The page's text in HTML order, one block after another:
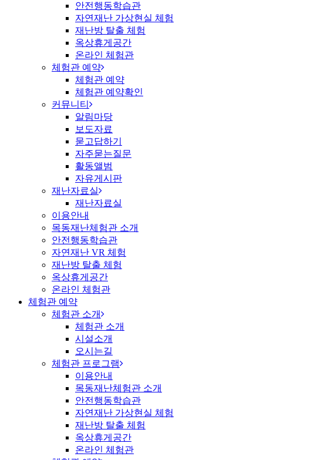
안전행동학습관
자연재난 가상현실 체험
재난방 탈출 체험
옥상휴게공간
온라인 체험관
체험관 예약
체험관 예약
체험관 예약확인
커뮤니티
알림마당
보도자료
묻고답하기
자주묻는질문
활동앨범
자유게시판
재난자료실
재난자료실
이용안내
목동재난체험관 소개
안전행동학습관
자연재난 VR 체험
재난방 탈출 체험
옥상휴게공간
온라인 체험관
체험관 예약
체험관 소개
체험관 소개
시설소개
오시는길
체험관 프로그램
이용안내
목동재난체험관 소개
안전행동학습관
자연재난 가상현실 체험
재난방 탈출 체험
옥상휴게공간
온라인 체험관